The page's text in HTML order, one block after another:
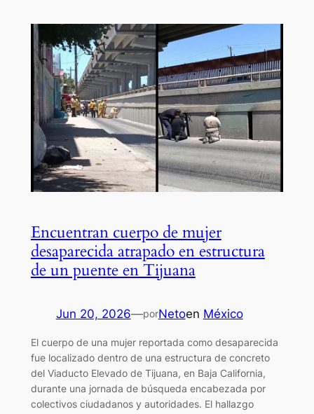
Encuentran cuerpo de mujer
desaparecida atrapado en estructura
de un puente en Tijuana
Jun 20, 2026—porNetoen México
El cuerpo de una mujer reportada como desaparecida
fue localizado dentro de una estructura de concreto
del Viaducto Elevado de Tijuana, en Baja California,
durante una jornada de búsqueda encabezada por
colectivos ciudadanos y autoridades. El hallazgo